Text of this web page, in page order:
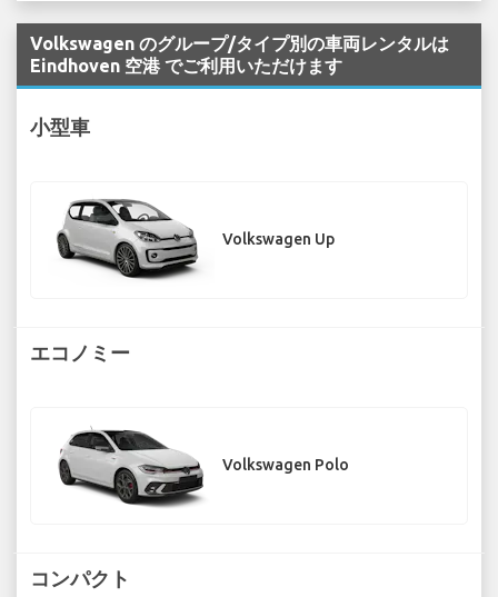
Volkswagen のグループ/タイプ別の車両レンタルは
Eindhoven 空港 でご利用いただけます
小型車
Volkswagen Up
エコノミー
Volkswagen Polo
コンパクト